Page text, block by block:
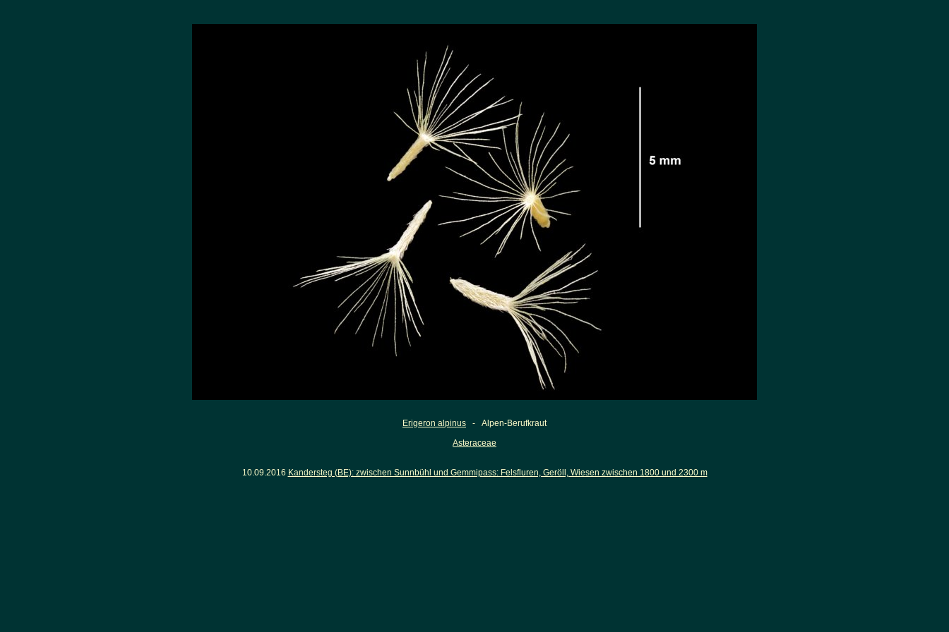
Erigeron alpinus - Alpen-Berufkraut
Asteraceae
10.09.2016 Kandersteg (BE): zwischen Sunnbühl und Gemmipass: Felsfluren, Geröll, Wiesen zwischen 1800 und 2300 m